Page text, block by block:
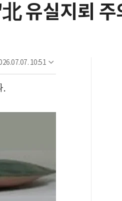
유실지뢰
10:51
.